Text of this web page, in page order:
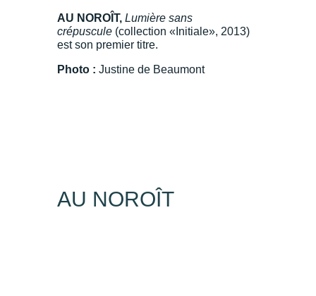
AU NOROÎT,Lumière sans
crépuscule(collection «Initiale», 2013)
est son premier titre.
Photo : Justine de Beaumont
AU NOROÎT